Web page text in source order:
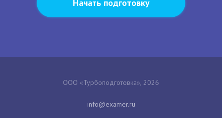
Начать подготовку
ООО «Турбоподготовка», 2026